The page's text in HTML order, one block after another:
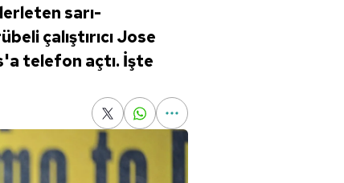
sarı-
çalıştırıcı Jose
telefon açtı. İşte